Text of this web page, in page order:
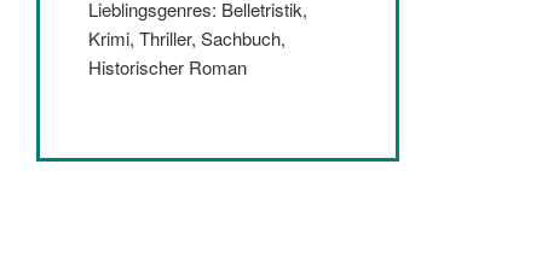
Lieblingsgenres: Belletristik,
Krimi, Thriller, Sachbuch,
Historischer Roman